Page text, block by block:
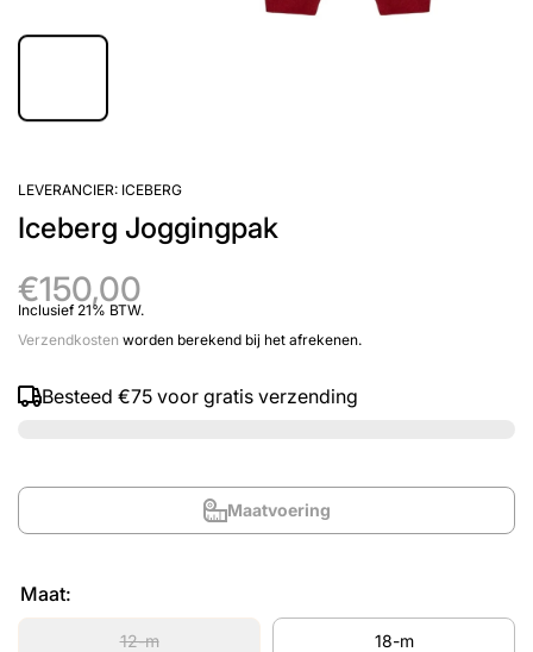
LEVERANCIER: ICEBERG
Iceberg Joggingpak
€150,00
Inclusief 21% BTW.
Verzendkosten worden berekend bij het afrekenen.
Besteed €75 voor gratis verzending
Maatvoering
Maat:
12-m 18-m